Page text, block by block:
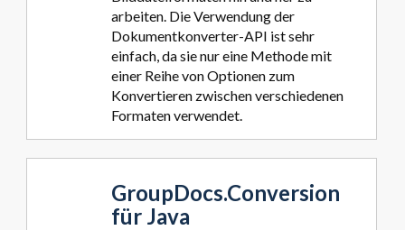
arbeiten. Die Verwendung der
Dokumentkonverter-API ist sehr
einfach, da sie nur eine Methode mit
einer Reihe von Optionen zum
Konvertieren zwischen verschiedenen
Formaten verwendet.
GroupDocs.Conversion
für Java